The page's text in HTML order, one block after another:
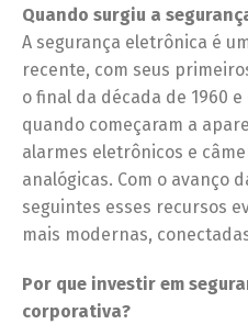
Quando surgiu a
A segurança eletrônica é
recente, com seus
o final da década de 1960
quando começaram a
alarmes eletrônicos e
analógicas. Com o avanço
seguintes esses recursos
mais modernas,
Por que investir em
corporativa?